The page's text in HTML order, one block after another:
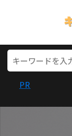
PR